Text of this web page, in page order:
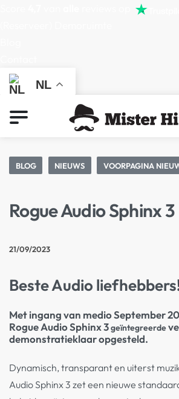
NL
BLOG NIEUWS VOORPAGINA
Rogue Audio Sphinx 3
21/09/2023
Beste Audio
Met ingang van medio September
Rogue Audio Sphinx 3geïntegreerde
demonstratieklaar opgesteld.
Dynamisch, transparant en uiterst
Audio Sphinx 3 zet een nieuwe